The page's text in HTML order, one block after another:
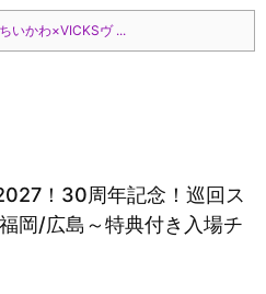
ちいかわ×VICKSヴ ...
！30周年記念！巡回ス
岡/広島～特典付き入場チ